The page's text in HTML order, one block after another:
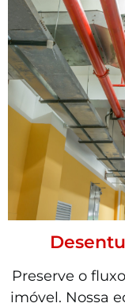
Preserve o
imóvel. Nossa